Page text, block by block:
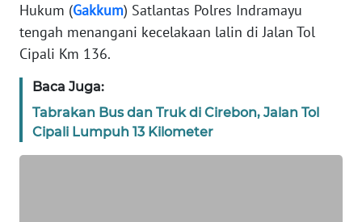
Hukum (Gakkum) Satlantas Polres Indramayu
tengah menangani kecelakaan lalin di Jalan Tol
Cipali Km 136.
Baca Juga:
Tabrakan Bus dan Truk di Cirebon, Jalan Tol
Cipali Lumpuh 13 Kilometer
DISCLAIMER
Wahana
News
WN
SUMUT